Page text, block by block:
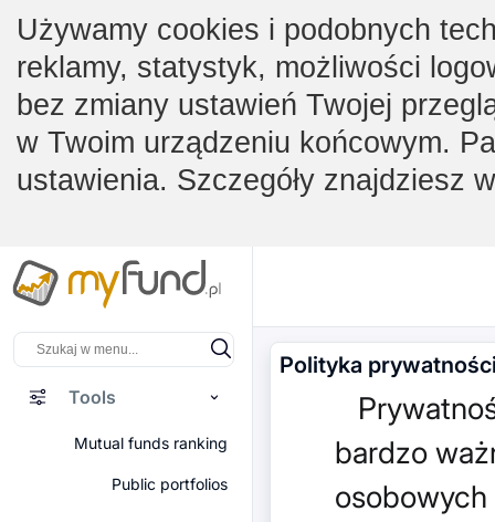
Używamy cookies i podobnych
reklamy, statystyk, możliwości
bez zmiany ustawień Twojej
w Twoim urządzeniu końcowym.
ustawienia. Szczegóły znajdziesz
Tools
Mutual funds ranking
Public portfolios
Polityka
bardzo